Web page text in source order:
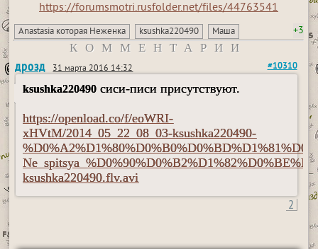
https://forumsmotri.rusfolder.net/files/44763541
Anastasia которая Неженка ksushka220490 Маша +3
КОММЕНТАРИИ
дрозд 31 марта 2016 14:32 #10310
ksushka220490 сиси-писи присутствуют.
https://openload.co/f/eoWRI-
xHVtM/2014_05_22_08_03-ksushka220490-
ksushka220490.flv.avi
2